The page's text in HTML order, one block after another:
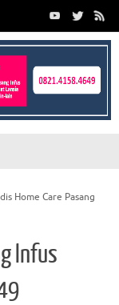
Home Care Pasang
Infus